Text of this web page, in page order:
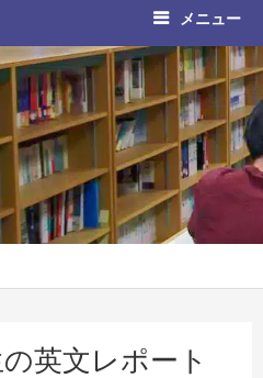
メニュー
英文レポート